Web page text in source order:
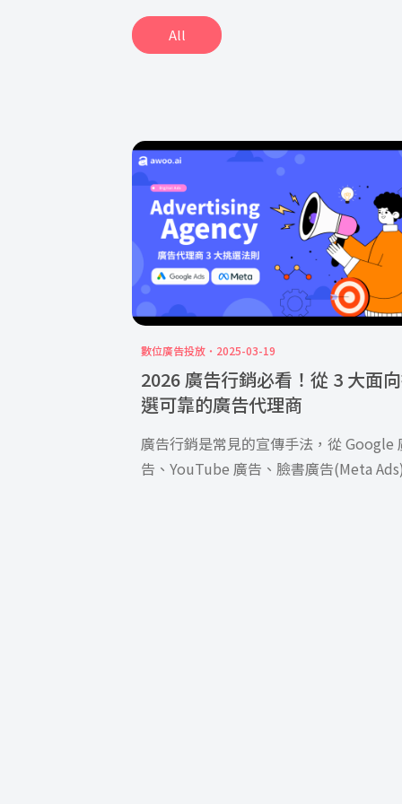
All
數位廣告投放 2025-03-19
2026 廣告行銷必看！從 3 大面
選可靠的廣告代理商
廣告行銷是常見的宣傳手法，從 Google
告、YouTube 廣告、臉書廣告(Meta